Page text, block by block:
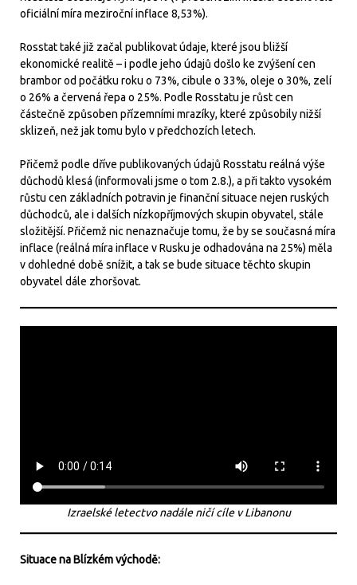
oficiální míra meziroční inflace 8,53%).
Rosstat také již začal publikovat údaje, které jsou bližší
ekonomické realitě – i podle jeho údajů došlo ke zvýšení cen
brambor od počátku roku o 73%, cibule o 33%, oleje o 30%, zelí
o 26% a červená řepa o 25%. Podle Rosstatu je růst cen
částečně způsoben přízemními mrazíky, které způsobily nižší
sklizeň, než jak tomu bylo v předchozích letech.
Přičemž podle dříve publikovaných údajů Rosstatu reálná výše
důchodů klesá (informovali jsme o tom 2.8.), a při takto vysokém
růstu cen základních potravin je finanční situace nejen ruských
důchodců, ale i dalších nízkopříjmových skupin obyvatel, stále
složitější. Přičemž nic nenaznačuje tomu, že by se současná míra
inflace (reálná míra inflace v Rusku je odhadována na 25%) měla
v dohledné době snížit, a tak se bude situace těchto skupin
obyvatel dále zhoršovat.
Izraelské letectvo nadále ničí cíle v Libanonu
Situace na Blízkém východě: